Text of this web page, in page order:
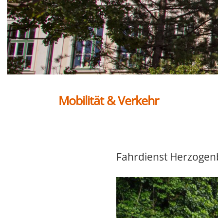
Mobilität & Verkehr
Fahrdienst